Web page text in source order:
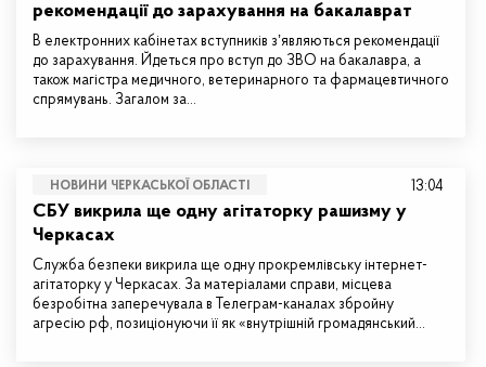
рекомендації до зарахування на бакалаврат
В електронних кабінетах вступників зʼявляються рекомендації
до зарахування. Йдеться про вступ до ЗВО на бакалавра, а
також магістра медичного, ветеринарного та фармацевтичного
спрямувань. Загалом за…
НОВИНИ ЧЕРКАСЬКОЇ ОБЛАСТІ
СБУ викрила ще одну агітаторку рашизму у
Черкасах
Служба безпеки викрила ще одну прокремлівську інтернет-
агітаторку у Черкасах. За матеріалами справи, місцева
безробітна заперечувала в Телеграм-каналах збройну
агресію рф, позиціонуючи її як «внутрішній громадянський…
13:04